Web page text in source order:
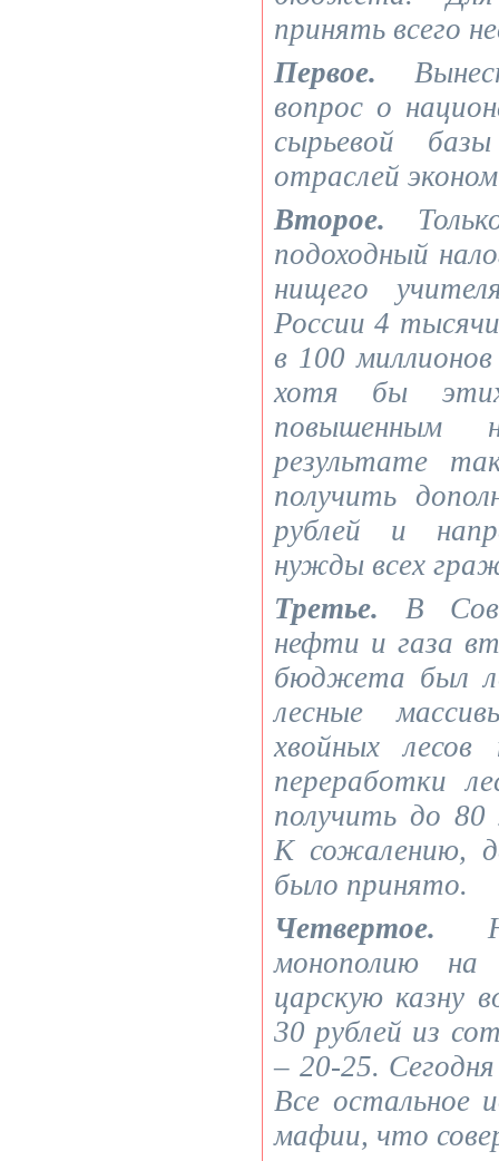
принять всего
Первое.
вопрос о
сырьевой
отраслей
Второе.
подоходный
нищего
России 4
в 100
хотя бы
повышенным
результате
получить
рублей и
нужды всех
Третье. В
нефти и газа
бюджета был
лесные
хвойных
переработки
получить до 80
К сожалению,
было принято.
Четвертое.
монополию
царскую казну
30 рублей из
– 20-25.
Все остальное
мафии, что